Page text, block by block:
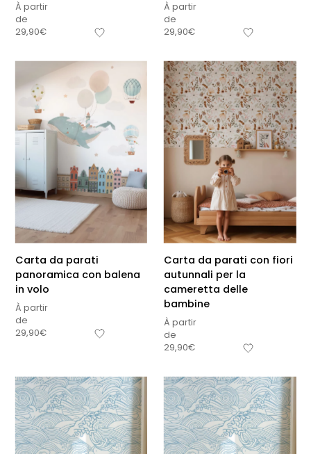
À partir
de
29,90€
À partir
de
29,90€
Carta da parati
panoramica con balena
in volo
À partir
de
29,90€
Carta da parati con fiori
autunnali per la
cameretta delle
bambine
À partir
de
29,90€